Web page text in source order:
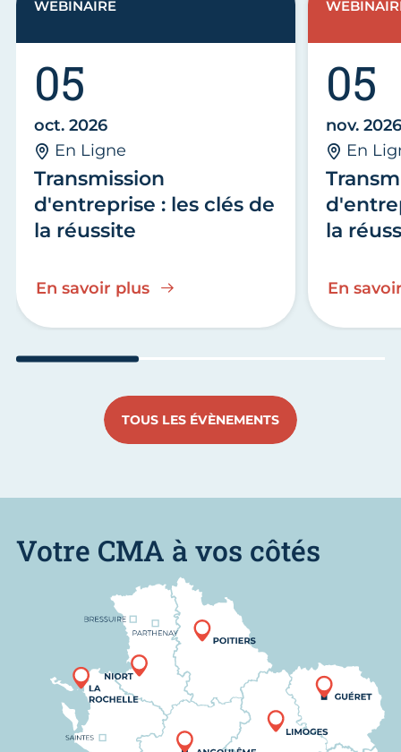
Transmission
d'entreprise : les clés de
la réussite
05
oct. 2026
En Ligne
En savoir plus
WEBINAIRE
la
05
nov. 2026
En
En
TOUS LES ÉVÈNEMENTS
Votre CMA à vos côtés